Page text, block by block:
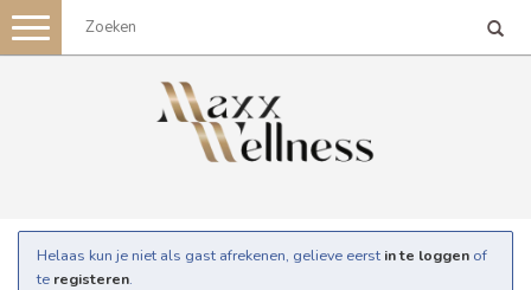
Toggle
navigation
Helaas kun je niet als gast afrekenen, gelieve eerst in te loggen of
te registeren.